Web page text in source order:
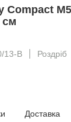
Compact
см
13-B
Роздріб
Доставка